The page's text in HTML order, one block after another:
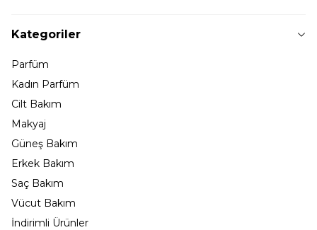
Kategoriler
Parfüm
Kadın Parfüm
Cilt Bakım
Makyaj
Güneş Bakım
Erkek Bakım
Saç Bakım
Vücut Bakım
İndirimli Ürünler